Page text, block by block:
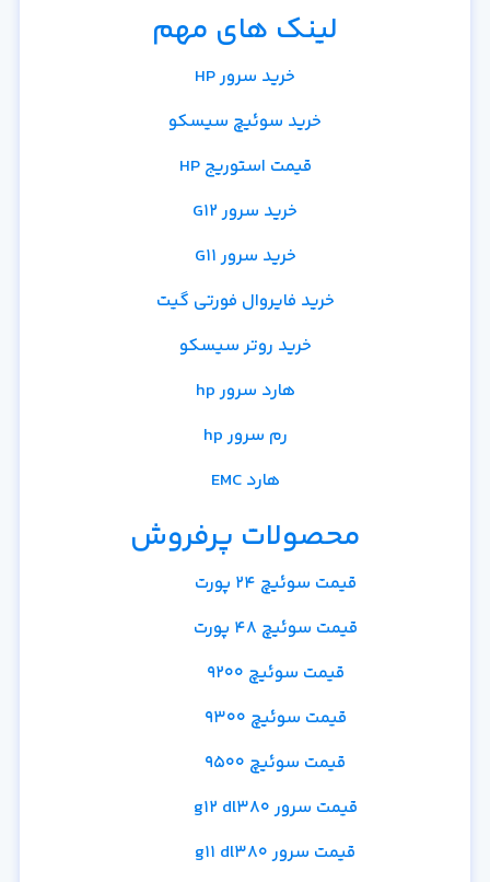
لینک های مهم
خرید سرور HP
خرید سوئیچ سیسکو
قیمت استوریج HP
خرید سرور G12
خرید سرور G11
خرید فایروال فورتی گیت
خرید روتر سیسکو
هارد سرور hp
رم سرور hp
هارد EMC
محصولات پرفروش
قیمت سوئیچ 24 پورت
قیمت سوئیچ 48 پورت
قیمت سوئیچ 9200
قیمت سوئیچ 9300
قیمت سوئیچ 9500
قیمت سرور g12 dl380
قیمت سرور g11 dl380